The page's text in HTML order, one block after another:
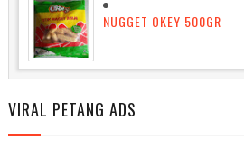
NUGGET OKEY 500GR
VIRAL PETANG ADS